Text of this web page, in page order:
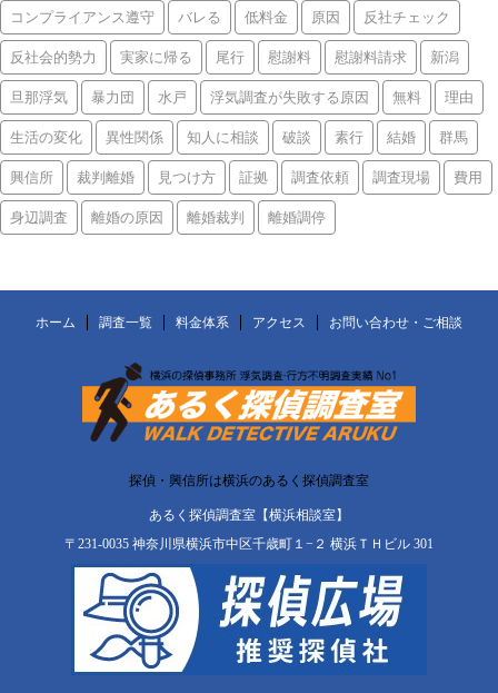
コンプライアンス遵守 バレる 低料金 原因 反社チェック
反社会的勢力 実家に帰る 尾行 慰謝料 慰謝料請求 新潟
旦那浮気 暴力団 水戸 浮気調査が失敗する原因 無料 理由
生活の変化 異性関係 知人に相談 破談 素行 結婚 群馬
興信所 裁判離婚 見つけ方 証拠 調査依頼 調査現場 費用
身辺調査 離婚の原因 離婚裁判 離婚調停
ホーム 調査一覧 料金体系 アクセス お問い合わせ・ご相談
探偵・興信所は横浜のあるく探偵調査室
あるく探偵調査室【横浜相談室】
〒231-0035 神奈川県横浜市中区千歳町１−２ 横浜ＴＨビル 301